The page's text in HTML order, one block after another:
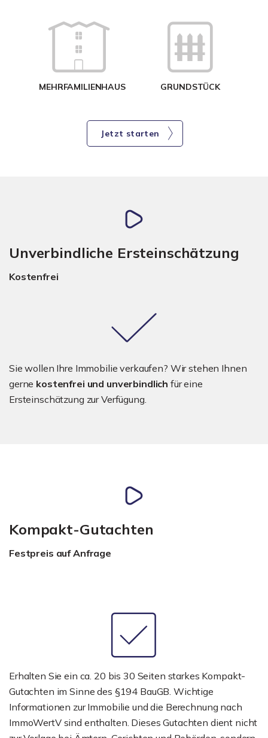
MEHRFAMILIENHAUS GRUNDSTÜCK
Jetzt starten
Unverbindliche Ersteinschätzung
Kostenfrei
Sie wollen Ihre Immobilie verkaufen? Wir stehen Ihnen
gerne kostenfrei und unverbindlich für eine
Ersteinschätzung zur Verfügung.
Kompakt-Gutachten
Festpreis auf Anfrage
Erhalten Sie ein ca. 20 bis 30 Seiten starkes Kompakt-
Gutachten im Sinne des §194 BauGB. Wichtige
Informationen zur Immobilie und die Berechnung nach
ImmoWertV sind enthalten. Dieses Gutachten dient nicht